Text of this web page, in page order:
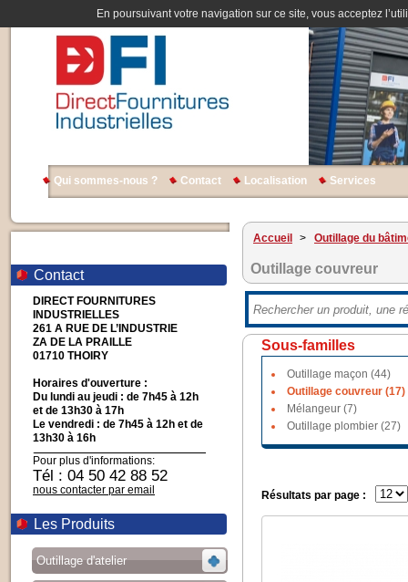
En poursuivant votre navigation sur ce site, vous acceptez
Qui sommes-nous ? Contact Localisation Services
Contact
DIRECT FOURNITURES
INDUSTRIELLES
261 A RUE DE L’INDUSTRIE
ZA DE LA PRAILLE
01710 THOIRY
Horaires d'ouverture :
Du lundi au jeudi : de 7h45 à 12h
et de 13h30 à 17h
Le vendredi : de 7h45 à 12h et de
13h30 à 16h
Pour plus d'informations:
Tél : 04 50 42 88 52
nous contacter par email
Les Produits
Outillage d'atelier
Accueil > Outillage du
Outillage couvreur
Sous-familles
Outillage maçon (44)
Outillage couvreur (17)
Mélangeur (7)
Outillage plombier (27)
Résultats par page :